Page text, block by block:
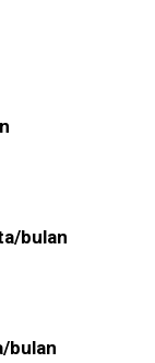
bulan
bulan